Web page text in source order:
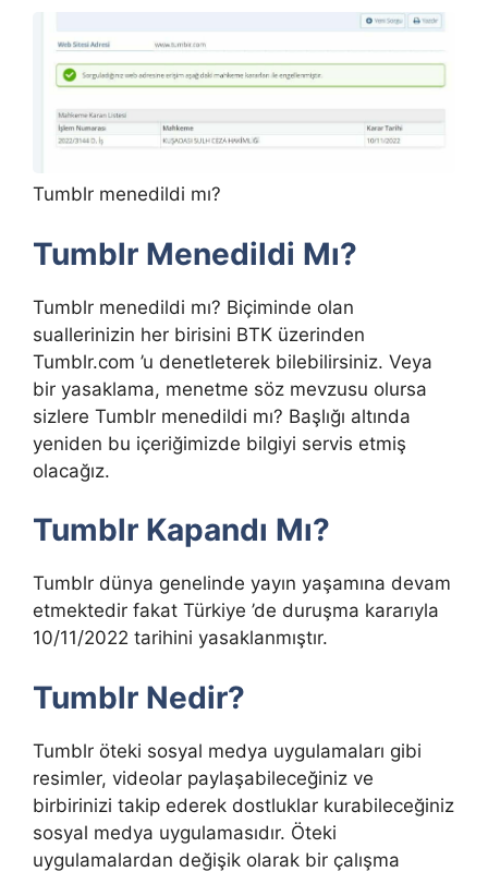
Tumblr menedildi mı?
Tumblr Menedildi Mı?
Tumblr menedildi mı? Biçiminde olan
suallerinizin her birisini BTK üzerinden
Tumblr.com ’u denetleterek bilebilirsiniz. Veya
bir yasaklama, menetme söz mevzusu olursa
sizlere Tumblr menedildi mı? Başlığı altında
yeniden bu içeriğimizde bilgiyi servis etmiş
olacağız.
Tumblr Kapandı Mı?
Tumblr dünya genelinde yayın yaşamına devam
etmektedir fakat Türkiye ’de duruşma kararıyla
10/11/2022 tarihini yasaklanmıştır.
Tumblr Nedir?
Tumblr öteki sosyal medya uygulamaları gibi
resimler, videolar paylaşabileceğiniz ve
birbirinizi takip ederek dostluklar kurabileceğiniz
sosyal medya uygulamasıdır. Öteki
uygulamalardan değişik olarak bir çalışma